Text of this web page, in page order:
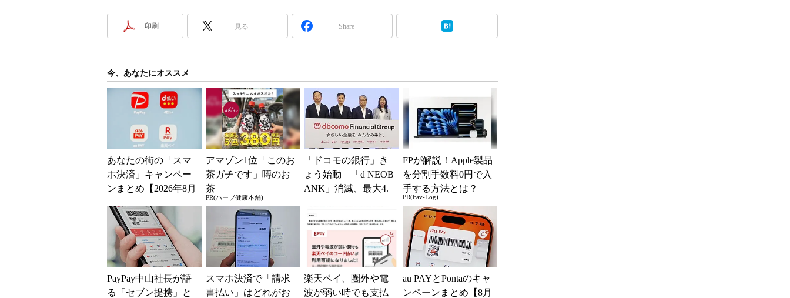
印刷 見る Share
今、あなたにオススメ
あなたの街の「スマ
ホ決済」キャンペー
ンまとめ【2026年8月
い、au PAY...
アマゾン1位「このお
茶ガチです」噂のお
茶
PR(ハーブ健康本舗)
「ドコモの銀行」き
ょう始動 「d NEOB
ANK」消滅、最大4.
解説
FPが解説！Apple製品
を分割手数料0円で入
手する方法とは？
PR(Fav-Log)
PayPay中山社長が語
る「セブン提携」と
スマホ決済で「請求
書払い」はどれがお
楽天ペイ、圏外や電
波が弱い時でも支払
au PAYとPontaのキャ
ンペーンまとめ【8月